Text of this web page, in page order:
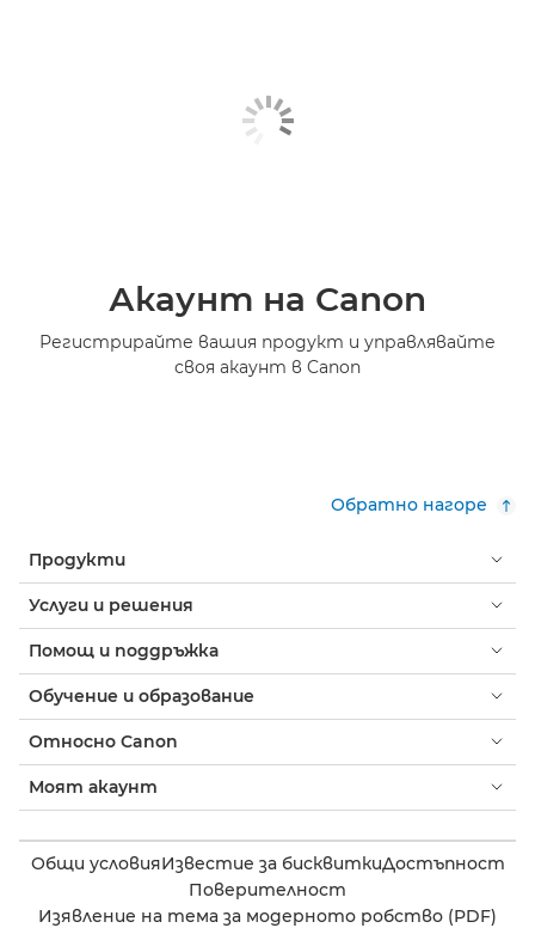
Акаунт на Canon
Регистрирайте вашия продукт и управлявайте
своя акаунт в Canon
Обратно нагоре
Продукти
Услуги и решения
Помощ и поддръжка
Обучение и образование
Относно Canon
Моят акаунт
Общи условияИзвестие за бисквиткиДостъпност
Поверителност
Изявление на тема за модерното робство (PDF)